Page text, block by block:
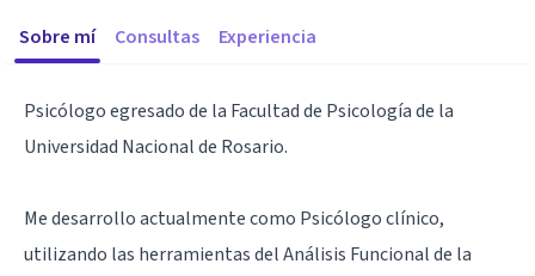
Sobre mí Consultas Experiencia
Psicólogo egresado de la Facultad de Psicología de la
Universidad Nacional de Rosario.
Me desarrollo actualmente como Psicólogo clínico,
utilizando las herramientas del Análisis Funcional de la